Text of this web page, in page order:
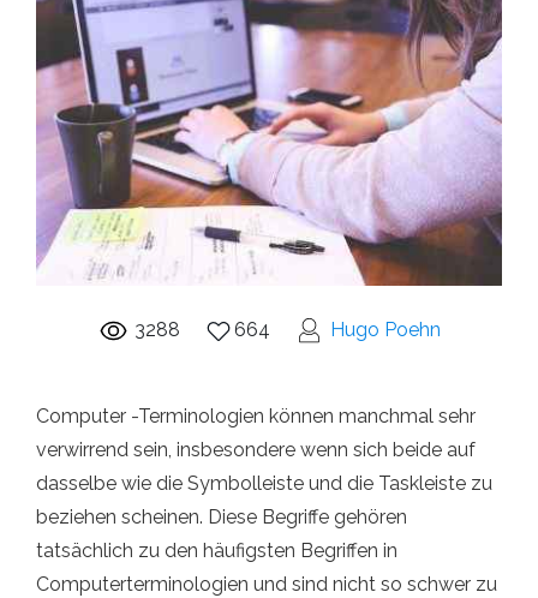
3288 664 Hugo Poehn
Computer -Terminologien können manchmal sehr
verwirrend sein, insbesondere wenn sich beide auf
dasselbe wie die Symbolleiste und die Taskleiste zu
beziehen scheinen. Diese Begriffe gehören
tatsächlich zu den häufigsten Begriffen in
Computerterminologien und sind nicht so schwer zu